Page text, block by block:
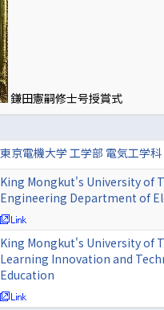
鎌田憲嗣修士号授賞式
東京電機大学 工学部 電気工学科
King Mongkut's University of
Engineering Department of
King Mongkut's University of
Learning Innovation and
Education